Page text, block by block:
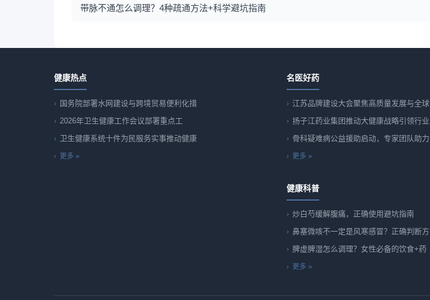
带脉不通怎么调理？4种疏通方法+科学避坑指南
健康热点
国务院部署水网建设与跨境贸易便利化措
2026年卫生健康工作会议部署重点工
卫生健康系统十件为民服务实事推动健康
更多 »
名医好药
江苏品牌建设大会聚焦高质量发展与全球
扬子江药业集团推动大健康战略引领行业
骨科疑难病公益援助启动，专家团队助力
更多 »
健康科普
炒白芍缓解腹痛，正确使用避坑指南
鼻塞微咳不一定是风寒感冒？正确判断方
脾虚脾湿怎么调理？女性必备的饮食+药
更多 »